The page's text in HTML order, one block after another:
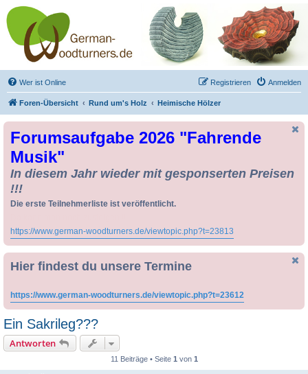
Drechseln und
Kunsthandwerk -
German-Woodturners
*Forum Sauerland*
Der Treffpunkt für Drechsler und Freunde des Kunsthandwerks
Wer ist Online Anmelden
Registrieren
Foren-Übersicht Rund um's Holz Heimische Hölzer
Forumsaufgabe 2026 "Fahrende
Musik"
In diesem Jahr wieder mit gesponserten Preisen
!!!
Die erste Teilnehmerliste ist veröffentlicht.
https://www.german-woodturners.de/viewtopic.php?t=23813
Hier findest du unsere Termine
https://www.german-woodturners.de/viewtopic.php?t=23612
Ein Sakrileg???
Antworten
11 Beiträge • Seite 1 von 1